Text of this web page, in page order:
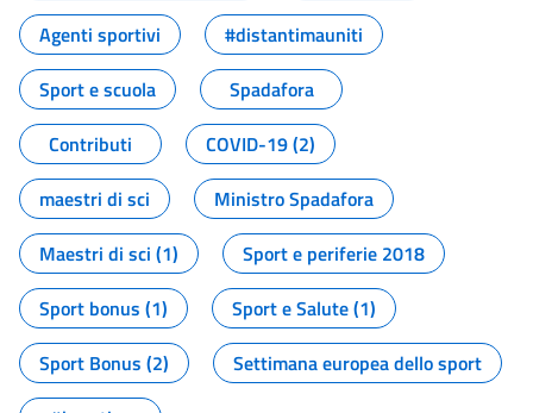
Agenti sportivi
#distantimauniti
Sport e scuola
Spadafora
Contributi
COVID-19 (2)
maestri di sci
Ministro Spadafora
Maestri di sci (1)
Sport e periferie 2018
Sport bonus (1)
Sport e Salute (1)
Sport Bonus (2)
Settimana europea dello sport